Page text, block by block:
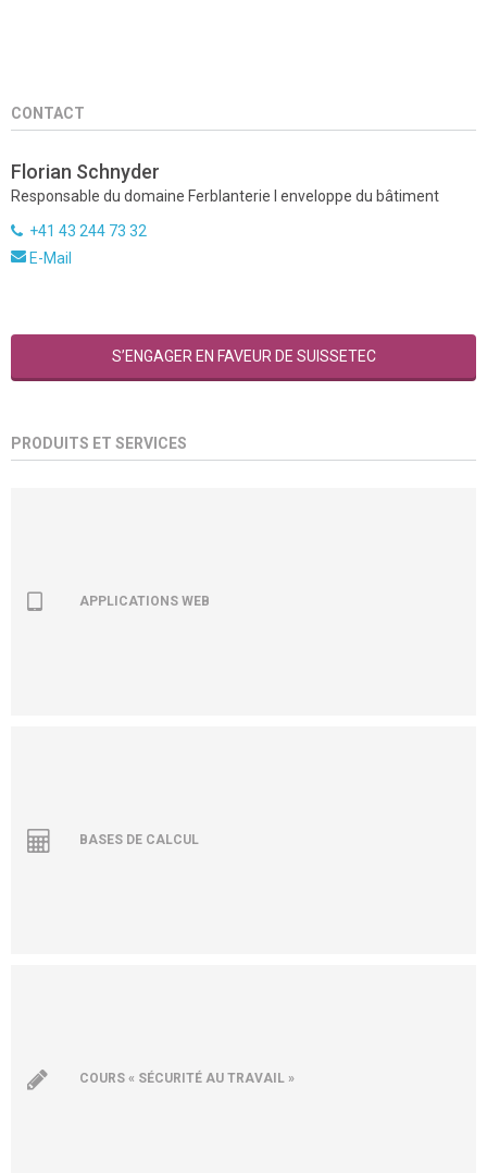
CONTACT
Florian Schnyder
Responsable du domaine Ferblanterie I enveloppe du bâtiment
+41 43 244 73 32
E-Mail
S’ENGAGER EN FAVEUR DE SUISSETEC
PRODUITS ET SERVICES
APPLICATIONS WEB
BASES DE CALCUL
COURS « SÉCURITÉ AU TRAVAIL »